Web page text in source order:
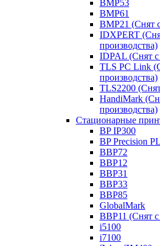
BMP53
BMP61
BMP21 (Снят
IDXPERT
производства)
IDPAL (Снят с
TLS PC Link
производства)
TLS2200
HandiMark
производства)
Стационарные
BP IP300
BP Precision
BBP72
BBP12
BBP31
BBP33
BBP85
GlobalMark
BBP11 (Снят
i5100
i7100